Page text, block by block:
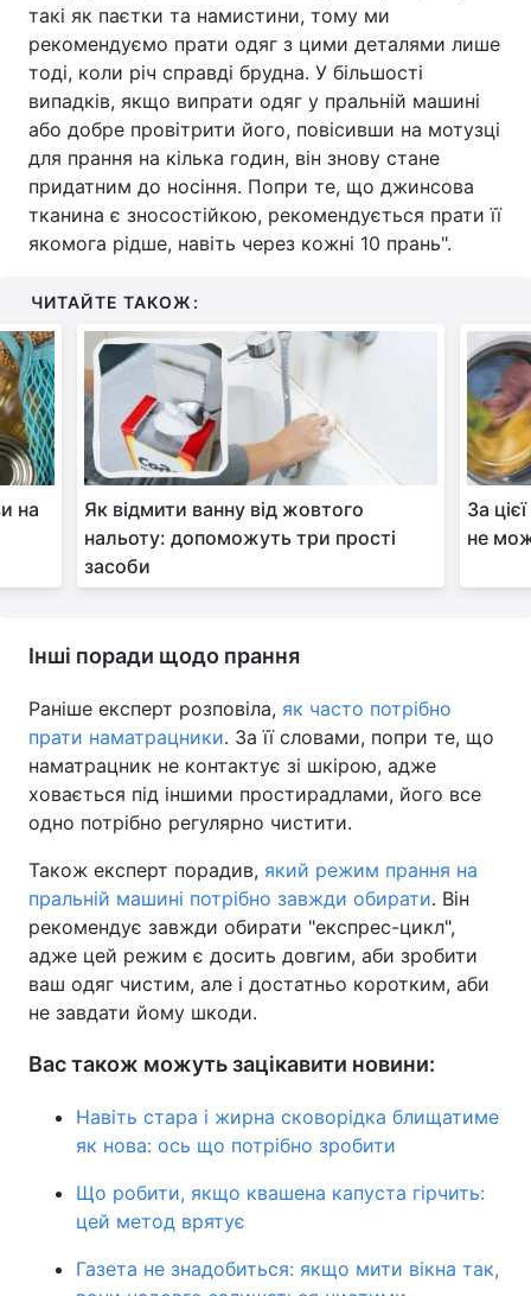
такі як паєтки та намистини, тому ми
рекомендуємо прати одяг з цими деталями лише
тоді, коли річ справді брудна. У більшості
випадків, якщо випрати одяг у пральній машині
або добре провітрити його, повісивши на мотузці
для прання на кілька годин, він знову стане
придатним до носіння. Попри те, що джинсова
тканина є зносостійкою, рекомендується прати її
якомога рідше, навіть через кожні 10 прань".
ЧИТАЙТЕ ТАКОЖ:
на
Як відмити ванну від жовтого
нальоту: допоможуть три прості
засоби
За
не
Інші поради щодо прання
Раніше експерт розповіла, як часто потрібно
прати наматрацники. За її словами, попри те, що
наматрацник не контактує зі шкірою, адже
ховається під іншими простирадлами, його все
одно потрібно регулярно чистити.
Також експерт порадив, який режим прання на
пральній машині потрібно завжди обирати. Він
рекомендує завжди обирати "експрес-цикл",
адже цей режим є досить довгим, аби зробити
ваш одяг чистим, але і достатньо коротким, аби
не завдати йому шкоди.
Вас також можуть зацікавити новини:
Навіть стара і жирна сковорідка блищатиме
як нова: ось що потрібно зробити
Що робити, якщо квашена капуста гірчить:
цей метод врятує
Газета не знадобиться: якщо мити вікна так,